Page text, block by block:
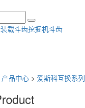
装载斗齿挖掘机斗齿
产品中心 > 爱斯科互换系列